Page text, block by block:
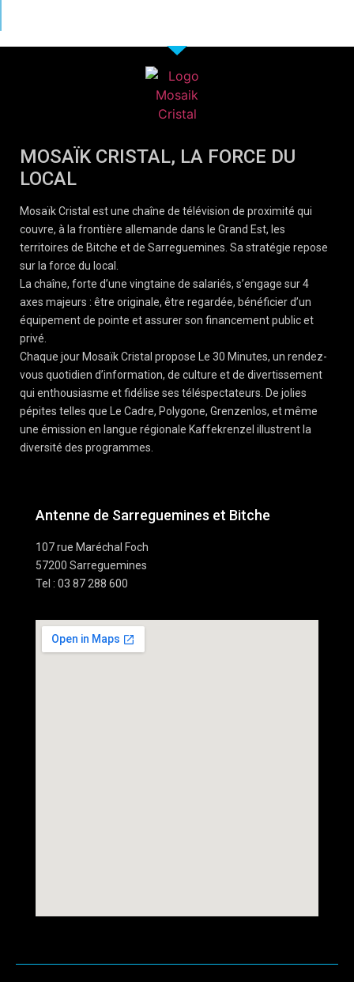
MOSAÏK CRISTAL, LA FORCE DU
LOCAL
Mosaïk Cristal est une chaîne de télévision de proximité qui
couvre, à la frontière allemande dans le Grand Est, les
territoires de Bitche et de Sarreguemines. Sa stratégie repose
sur la force du local.
La chaîne, forte d’une vingtaine de salariés, s’engage sur 4
axes majeurs : être originale, être regardée, bénéficier d’un
équipement de pointe et assurer son financement public et
privé.
Chaque jour Mosaïk Cristal propose Le 30 Minutes, un rendez-
vous quotidien d’information, de culture et de divertissement
qui enthousiasme et fidélise ses téléspectateurs. De jolies
pépites telles que Le Cadre, Polygone, Grenzenlos, et même
une émission en langue régionale Kaffekrenzel illustrent la
diversité des programmes.
Antenne de Sarreguemines et Bitche
107 rue Maréchal Foch
57200 Sarreguemines
Tel : 03 87 288 600